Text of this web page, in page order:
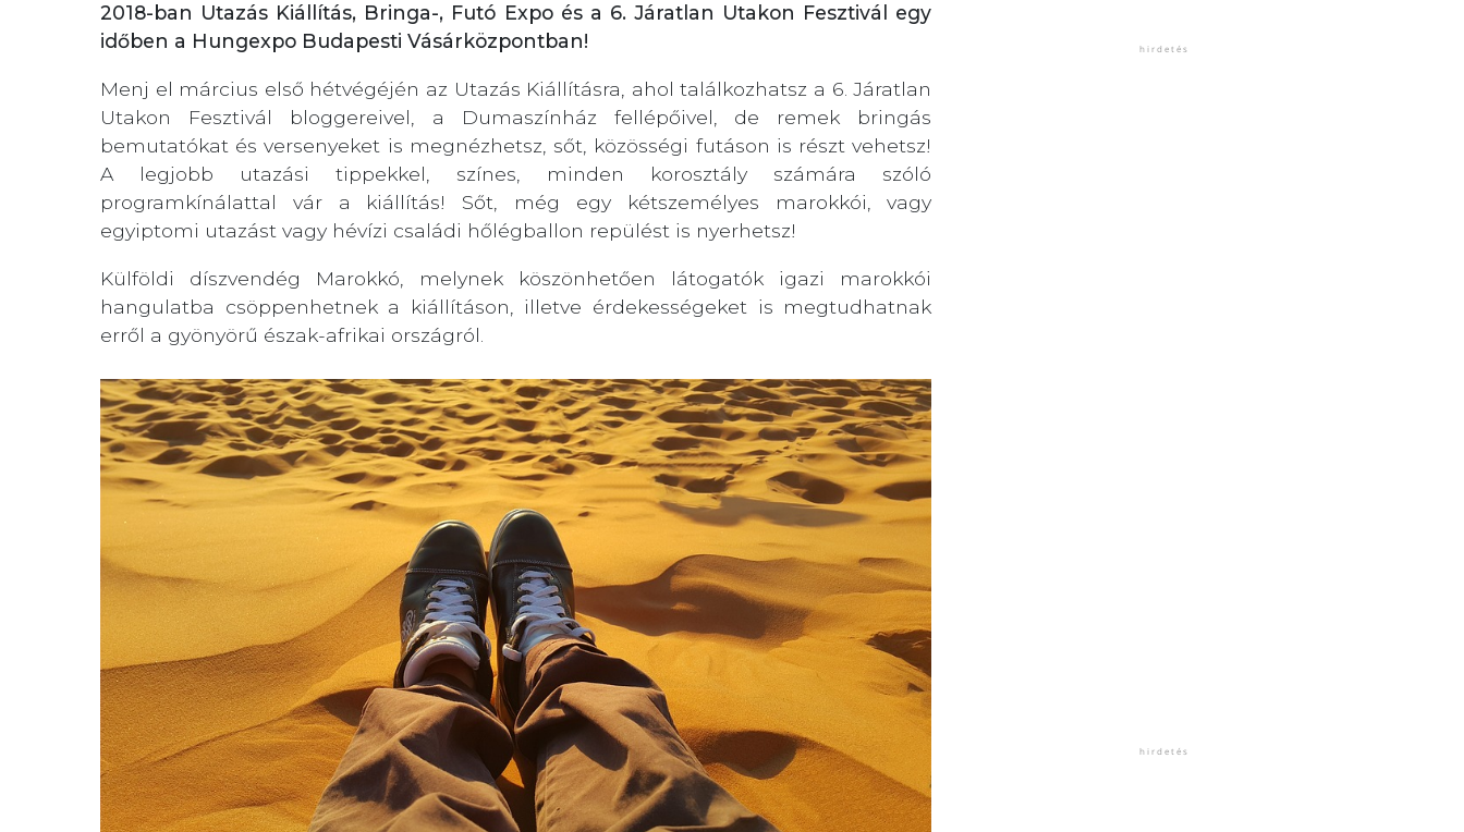
2018-ban Utazás Kiállítás, Bringa-, Futó Expo és a 6. Járatlan Utakon Fesztivál egy
időben a Hungexpo Budapesti Vásárközpontban!
Menj el március első hétvégéjén az Utazás Kiállításra, ahol találkozhatsz a 6. Járatlan
Utakon Fesztivál bloggereivel, a Dumaszínház fellépőivel, de remek bringás
bemutatókat és versenyeket is megnézhetsz, sőt, közösségi futáson is részt vehetsz!
A legjobb utazási tippekkel, színes, minden korosztály számára szóló
programkínálattal vár a kiállítás! Sőt, még egy kétszemélyes marokkói, vagy
egyiptomi utazást vagy hévízi családi hőlégballon repülést is nyerhetsz!
Külföldi díszvendég Marokkó, melynek köszönhetően látogatók igazi marokkói
hangulatba csöppenhetnek a kiállításon, illetve érdekességeket is megtudhatnak
erről a gyönyörű észak-afrikai országról.